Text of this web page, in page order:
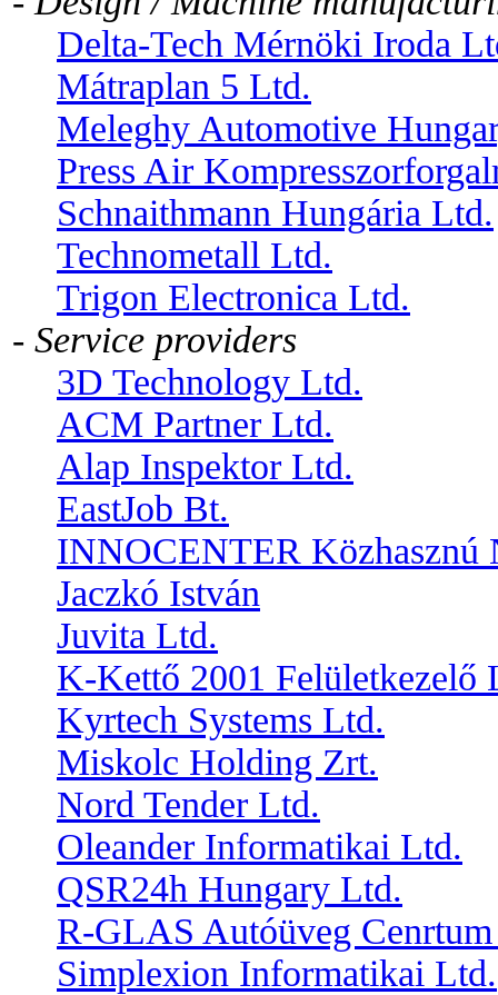
Delta-Tech Mérnöki Iroda
Mátraplan 5 Ltd.
Meleghy Automotive
Press Air
Schnaithmann Hungária Ltd.
Technometall Ltd.
Trigon Electronica Ltd.
- Service providers
3D Technology Ltd.
ACM Partner Ltd.
Alap Inspektor Ltd.
EastJob Bt.
INNOCENTER Közhasznú
Jaczkó István
Juvita Ltd.
K-Kettő 2001 Felületkezelő
Kyrtech Systems Ltd.
Miskolc Holding Zrt.
Nord Tender Ltd.
Oleander Informatikai Ltd.
QSR24h Hungary Ltd.
R-GLAS Autóüveg
Simplexion Informatikai Ltd.